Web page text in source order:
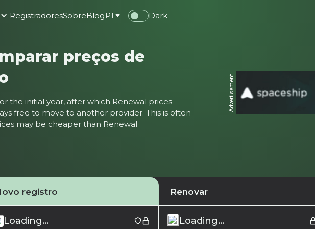
RegistradoresSobreBlogPT Dark
preços de
the initial year, after which Renewal prices
free to move to another provider. This is often
may be cheaper than Renewal
Advertisement
registro Renovar
Loading... Loading...